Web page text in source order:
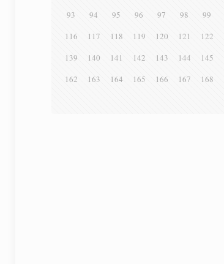
93
94 95 96 97 98 99
116
117 118 119 120 121 122
139
140 141 142 143 144 145
162
163 164 165 166 167 168